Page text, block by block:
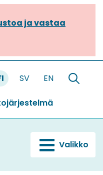
ja vastaa
SV EN
Hae
Valikko